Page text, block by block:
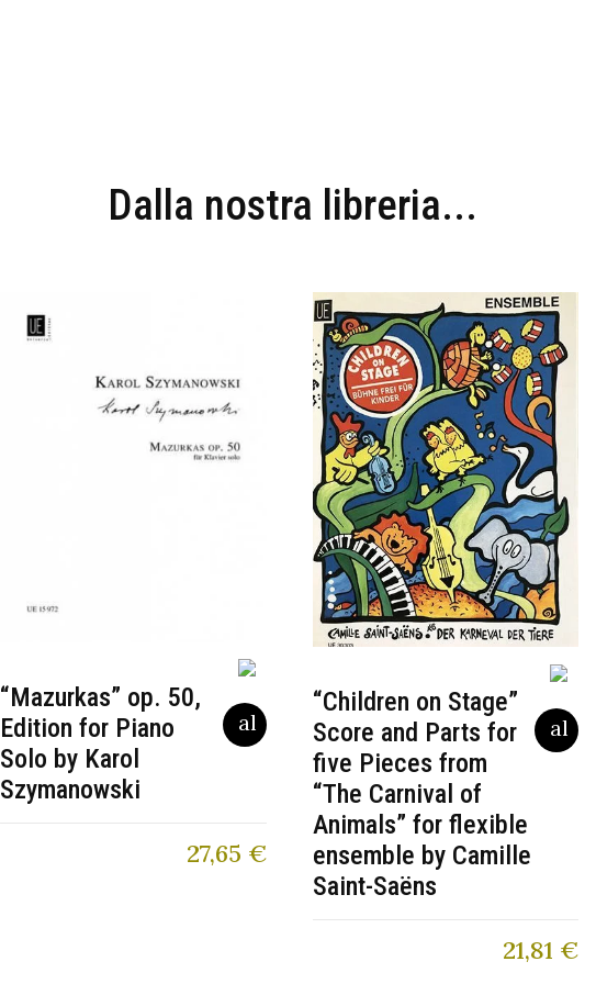
Dalla nostra libreria...
“Mazurkas” op. 50,
Edition for Piano
Solo by Karol
Szymanowski
27,65 €
“Children on Stage”
Score and Parts for
five Pieces from
“The Carnival of
Animals” for flexible
ensemble by Camille
Saint-Saëns
21,81 €